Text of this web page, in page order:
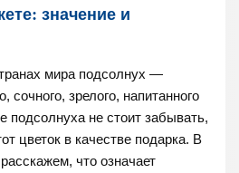
значение и
мира подсолнух —
сочного, зрелого, напитанного
подсолнуха не стоит забывать,
цветок в качестве подарка. В
что означает